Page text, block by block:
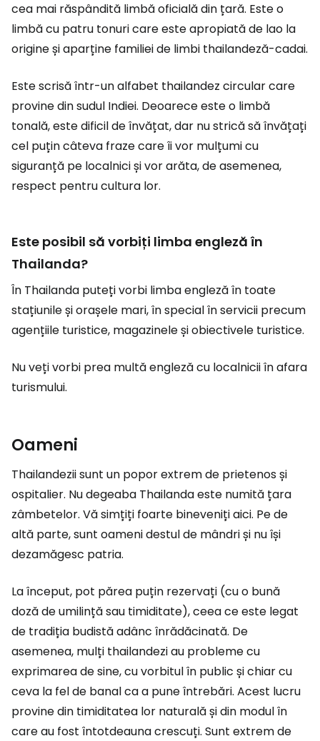
cea mai răspândită limbă oficială din țară. Este o
limbă cu patru tonuri care este apropiată de lao la
origine și aparține familiei de limbi thailandeză-cadai.
Este scrisă într-un alfabet thailandez circular care
provine din sudul Indiei. Deoarece este o limbă
tonală, este dificil de învățat, dar nu strică să învățați
cel puțin câteva fraze care îi vor mulțumi cu
siguranță pe localnici și vor arăta, de asemenea,
respect pentru cultura lor.
Este posibil să vorbiți limba engleză în
Thailanda?
În Thailanda puteți vorbi limba engleză în toate
stațiunile și orașele mari, în special în servicii precum
agențiile turistice, magazinele și obiectivele turistice.
Nu veți vorbi prea multă engleză cu localnicii în afara
turismului.
Oameni
Thailandezii sunt un popor extrem de prietenos și
ospitalier. Nu degeaba Thailanda este numită țara
zâmbetelor. Vă simțiți foarte bineveniți aici. Pe de
altă parte, sunt oameni destul de mândri și nu își
dezamăgesc patria.
La început, pot părea puțin rezervați (cu o bună
doză de umilință sau timiditate), ceea ce este legat
de tradiția budistă adânc înrădăcinată. De
asemenea, mulți thailandezi au probleme cu
exprimarea de sine, cu vorbitul în public și chiar cu
ceva la fel de banal ca a pune întrebări. Acest lucru
provine din timiditatea lor naturală și din modul în
care au fost întotdeauna crescuți. Sunt extrem de